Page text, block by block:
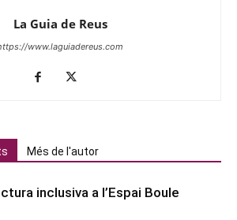
La Guia de Reus
www.laguiadereus.com
Més de l'autor
inclusiva a l’Espai Boule